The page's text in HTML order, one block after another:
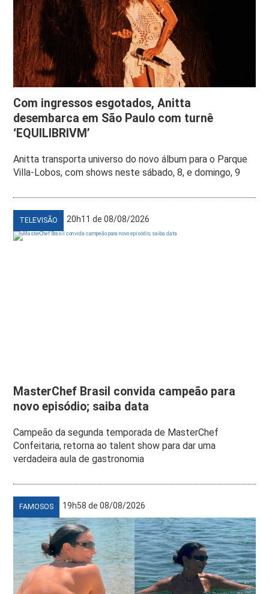
Com ingressos esgotados, Anitta
desembarca em São Paulo com turnê
‘EQUILIBRIVM’
Anitta transporta universo do novo álbum para o Parque
Villa-Lobos, com shows neste sábado, 8, e domingo, 9
TELEVISÃO 20h11 de 08/08/2026
MasterChef Brasil convida campeão para
novo episódio; saiba data
Campeão da segunda temporada de MasterChef
Confeitaria, retorna ao talent show para dar uma
verdadeira aula de gastronomia
FAMOSOS 19h58 de 08/08/2026